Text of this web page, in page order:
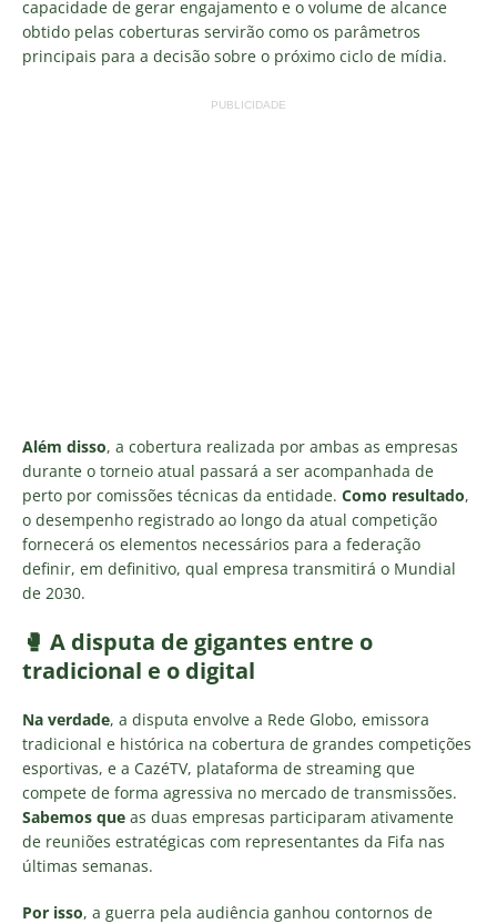
capacidade de gerar engajamento e o volume de alcance
obtido pelas coberturas servirão como os parâmetros
principais para a decisão sobre o próximo ciclo de mídia.
PUBLICIDADE
Além disso, a cobertura realizada por ambas as empresas
durante o torneio atual passará a ser acompanhada de
perto por comissões técnicas da entidade. Como resultado,
o desempenho registrado ao longo da atual competição
fornecerá os elementos necessários para a federação
definir, em definitivo, qual empresa transmitirá o Mundial
de 2030.
🥊 A disputa de gigantes entre o
tradicional e o digital
Na verdade, a disputa envolve a Rede Globo, emissora
tradicional e histórica na cobertura de grandes competições
esportivas, e a CazéTV, plataforma de streaming que
compete de forma agressiva no mercado de transmissões.
Sabemos que as duas empresas participaram ativamente
de reuniões estratégicas com representantes da Fifa nas
últimas semanas.
Por isso, a guerra pela audiência ganhou contornos de